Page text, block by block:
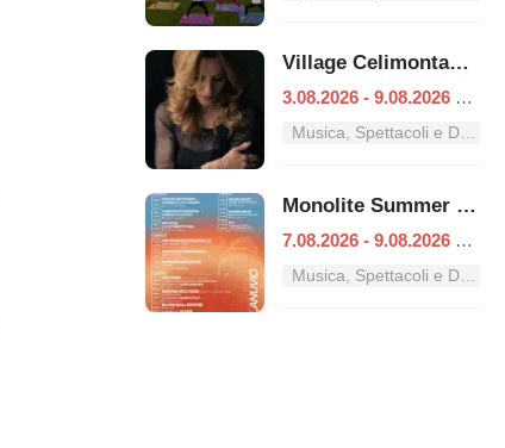
Village Celimontana: gli appuntamenti dal 3 al 9 agosto
3.08.2026 - 9.08.2026 |
Musica, Spettacoli e Danza nel Lazio
Monolite Summer Fest
7.08.2026 - 9.08.2026 |
Musica, Spettacoli e Danza nel Lazio